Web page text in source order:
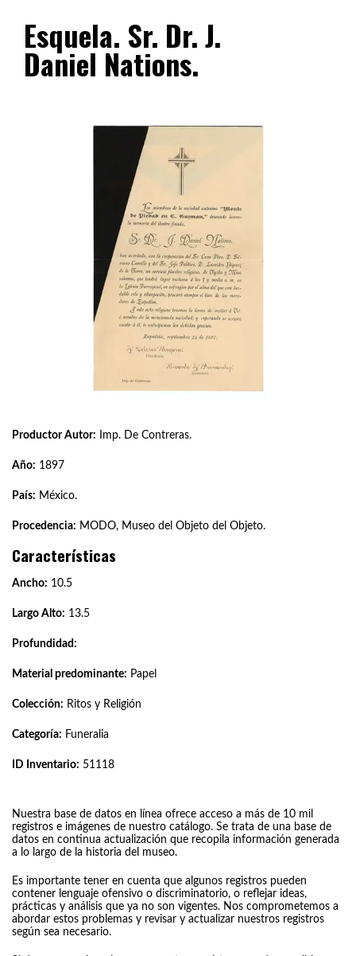
Esquela. Sr. Dr. J.
Daniel Nations.
Productor Autor: Imp. De Contreras.
Año: 1897
País: México.
Procedencia: MODO, Museo del Objeto del Objeto.
Características
Ancho: 10.5
Largo Alto: 13.5
Profundidad:
Material predominante: Papel
Colección: Ritos y Religión
Categoría: Funeralia
ID Inventario: 51118
Nuestra base de datos en línea ofrece acceso a más de 10 mil
registros e imágenes de nuestro catálogo. Se trata de una base de
datos en continua actualización que recopila información generada
a lo largo de la historia del museo.
Es importante tener en cuenta que algunos registros pueden
contener lenguaje ofensivo o discriminatorio, o reflejar ideas,
prácticas y análisis que ya no son vigentes. Nos comprometemos a
abordar estos problemas y revisar y actualizar nuestros registros
según sea necesario.